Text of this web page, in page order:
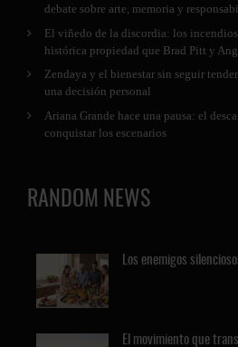
debate sobre arte, memoria y
El viñedo de la discordia: los
histórica propiedad que Brad Pitt y
Zendaya y el bienestar sin seguir
una decisión personal
Ariana Grande hace una pausa: el
conquistar los escenarios
RANDOM NEWS
Los enemigos
El movimiento que